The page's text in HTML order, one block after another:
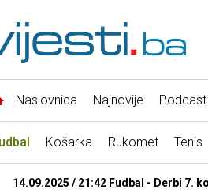
Naslovnica Najnovije Podcast
Košarka Rukomet Tenis
14.09.2025 / 21:42 Fudbal - Derbi 7.